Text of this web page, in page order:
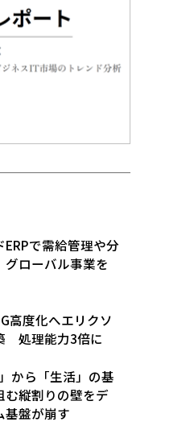
で需給管理や分
ローバル事業を
高度化へエリクソ
処理能力3倍に
から「生活」の基
縦割りの壁をデ
基盤が崩す